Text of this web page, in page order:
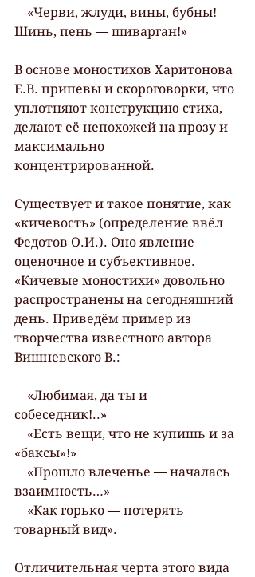
Шинь, пень — шиварган!»
В основе моностихов Харитонова
Е.В. припевы и скороговорки, что
уплотняют конструкцию стиха,
делают её непохожей на прозу и
максимально
концентрированной.
Существует и такое понятие, как
«кичевость» (определение ввёл
Федотов О.И.). Оно явление
оценочное и субъективное.
«Кичевые моностихи» довольно
распространены на сегодняшний
день. Приведём пример из
творчества известного автора
Вишневского В.:
собеседник!..»
«баксы»!»
взаимность…»
товарный вид».
Отличительная черта этого вида